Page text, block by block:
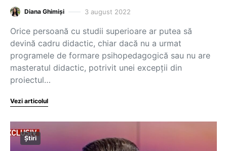
Diana Ghimiși 3 august 2022
Orice persoană cu studii superioare ar putea să
devină cadru didactic, chiar dacă nu a urmat
programele de formare psihopedagogică sau nu are
masteratul didactic, potrivit unei excepții din
proiectul…
Vezi articolul
Știri